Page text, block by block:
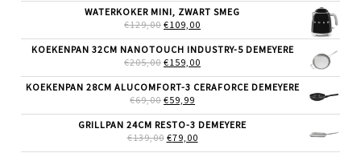
WAS:
€39,99.
IS:
€26,99.
WATERKOKER MINI, ZWART SMEG
€129,00 OORSPRONKELIJKE
WAS:
€129,00.
€109,00
IS:
KOEKENPAN 32CM NANOTOUCH INDUSTRY-5 DEMEYERE
€205,00 OORSPRONKELIJKE
WAS:
€205,00.
€159,00
IS:
KOEKENPAN 28CM ALUCOMFORT-3 CERAFORCE DEMEYERE
€69,00 OORSPRONKELIJKE
WAS:
€69,00.
€59,99
IS:
€59,99.
GRILLPAN 24CM RESTO-3 DEMEYERE
€139,00 OORSPRONKELIJKE
€79,00HUIDIGE